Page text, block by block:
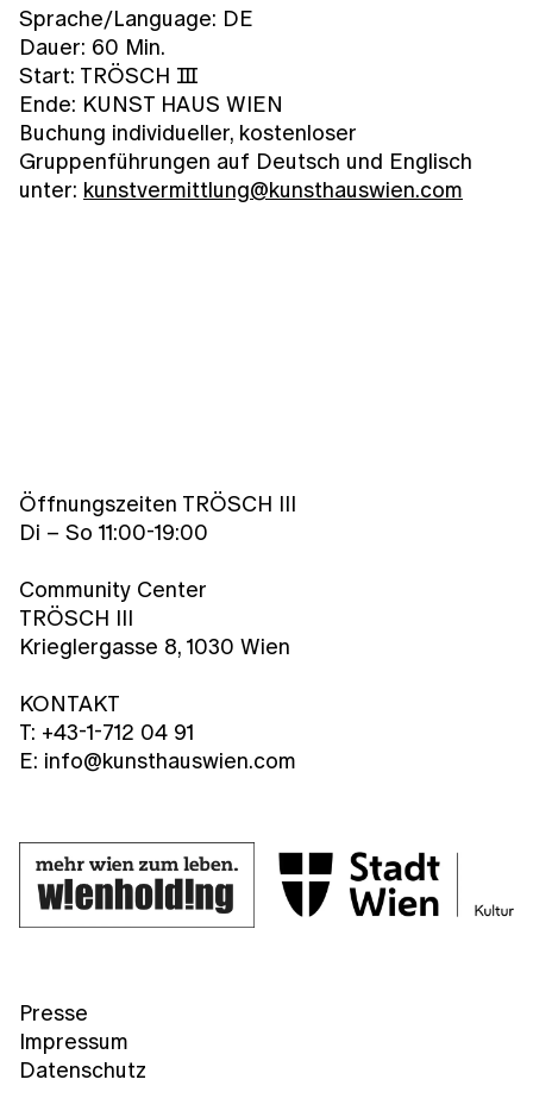
Sprache/Language: DE
Dauer: 60 Min.
Start: TRÖSCH Ⅲ
Ende: KUNST HAUS WIEN
Buchung individueller, kostenloser
Gruppenführungen auf Deutsch und Englisch
unter: kunstvermittlung@kunsthauswien.com
Öffnungszeiten TRÖSCH III
Di – So 11:00-19:00
Community Center
TRÖSCH III
Krieglergasse 8, 1030 Wien
KONTAKT
T: +43-1-712 04 91
E: info@kunsthauswien.com
Presse
Impressum
Datenschutz